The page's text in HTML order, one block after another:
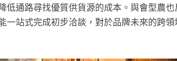
低通路尋找優質供貨源的成本。與會型農
一站式完成初步洽談，對於品牌未來的跨